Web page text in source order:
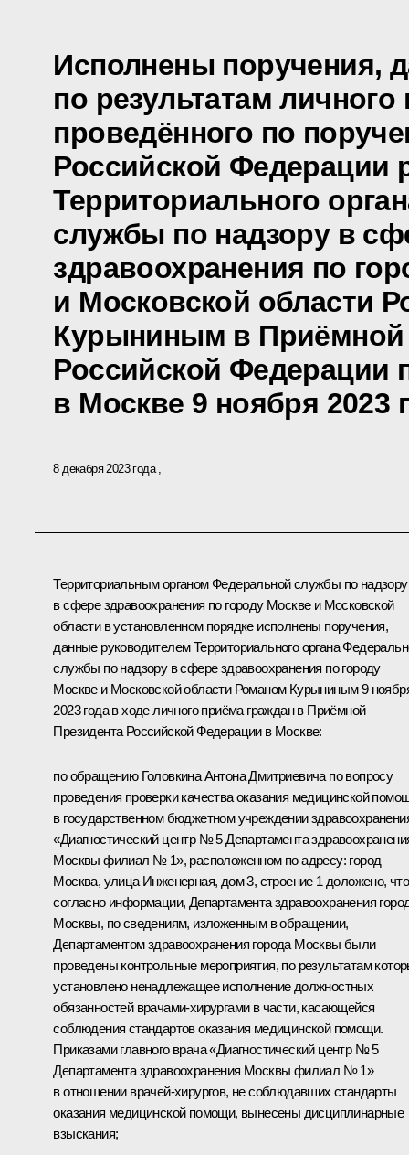
Исполнены поручения,
по результатам
проведённого по
Российской Федерации
Территориального
службы по надзору в
здравоохранения по
и Московской области
Курыниным в Приёмной
Российской Федерации
в Москве 9 ноября 2023
8 декабря 2023 года
Территориальным органом Федеральной службы по надзору
в сфере здравоохранения по городу Москве и Московской
области в установленном порядке исполнены поручения,
данные руководителем Территориального органа
службы по надзору в сфере здравоохранения по городу
Москве и Московской области Романом Курыниным 9
2023 года в ходе личного приёма граждан в Приёмной
Президента Российской Федерации в Москве:
по обращению Головкина Антона Дмитриевича по вопросу
проведения проверки качества оказания медицинской
в государственном бюджетном учреждении
«Диагностический центр № 5 Департамента
Москвы филиал № 1», расположенном по адресу: город
Москва, улица Инженерная, дом 3, строение 1 доложено, что
согласно информации, Департамента здравоохранения
Москвы, по сведениям, изложенным в обращении,
Департаментом здравоохранения города Москвы были
проведены контрольные мероприятия, по результатам
установлено ненадлежащее исполнение должностных
обязанностей врачами-хирургами в части, касающейся
соблюдения стандартов оказания медицинской помощи.
Приказами главного врача «Диагностический центр № 5
Департамента здравоохранения Москвы филиал № 1»
в отношении врачей-хирургов, не соблюдавших стандарты
оказания медицинской помощи, вынесены дисциплинарные
взыскания;